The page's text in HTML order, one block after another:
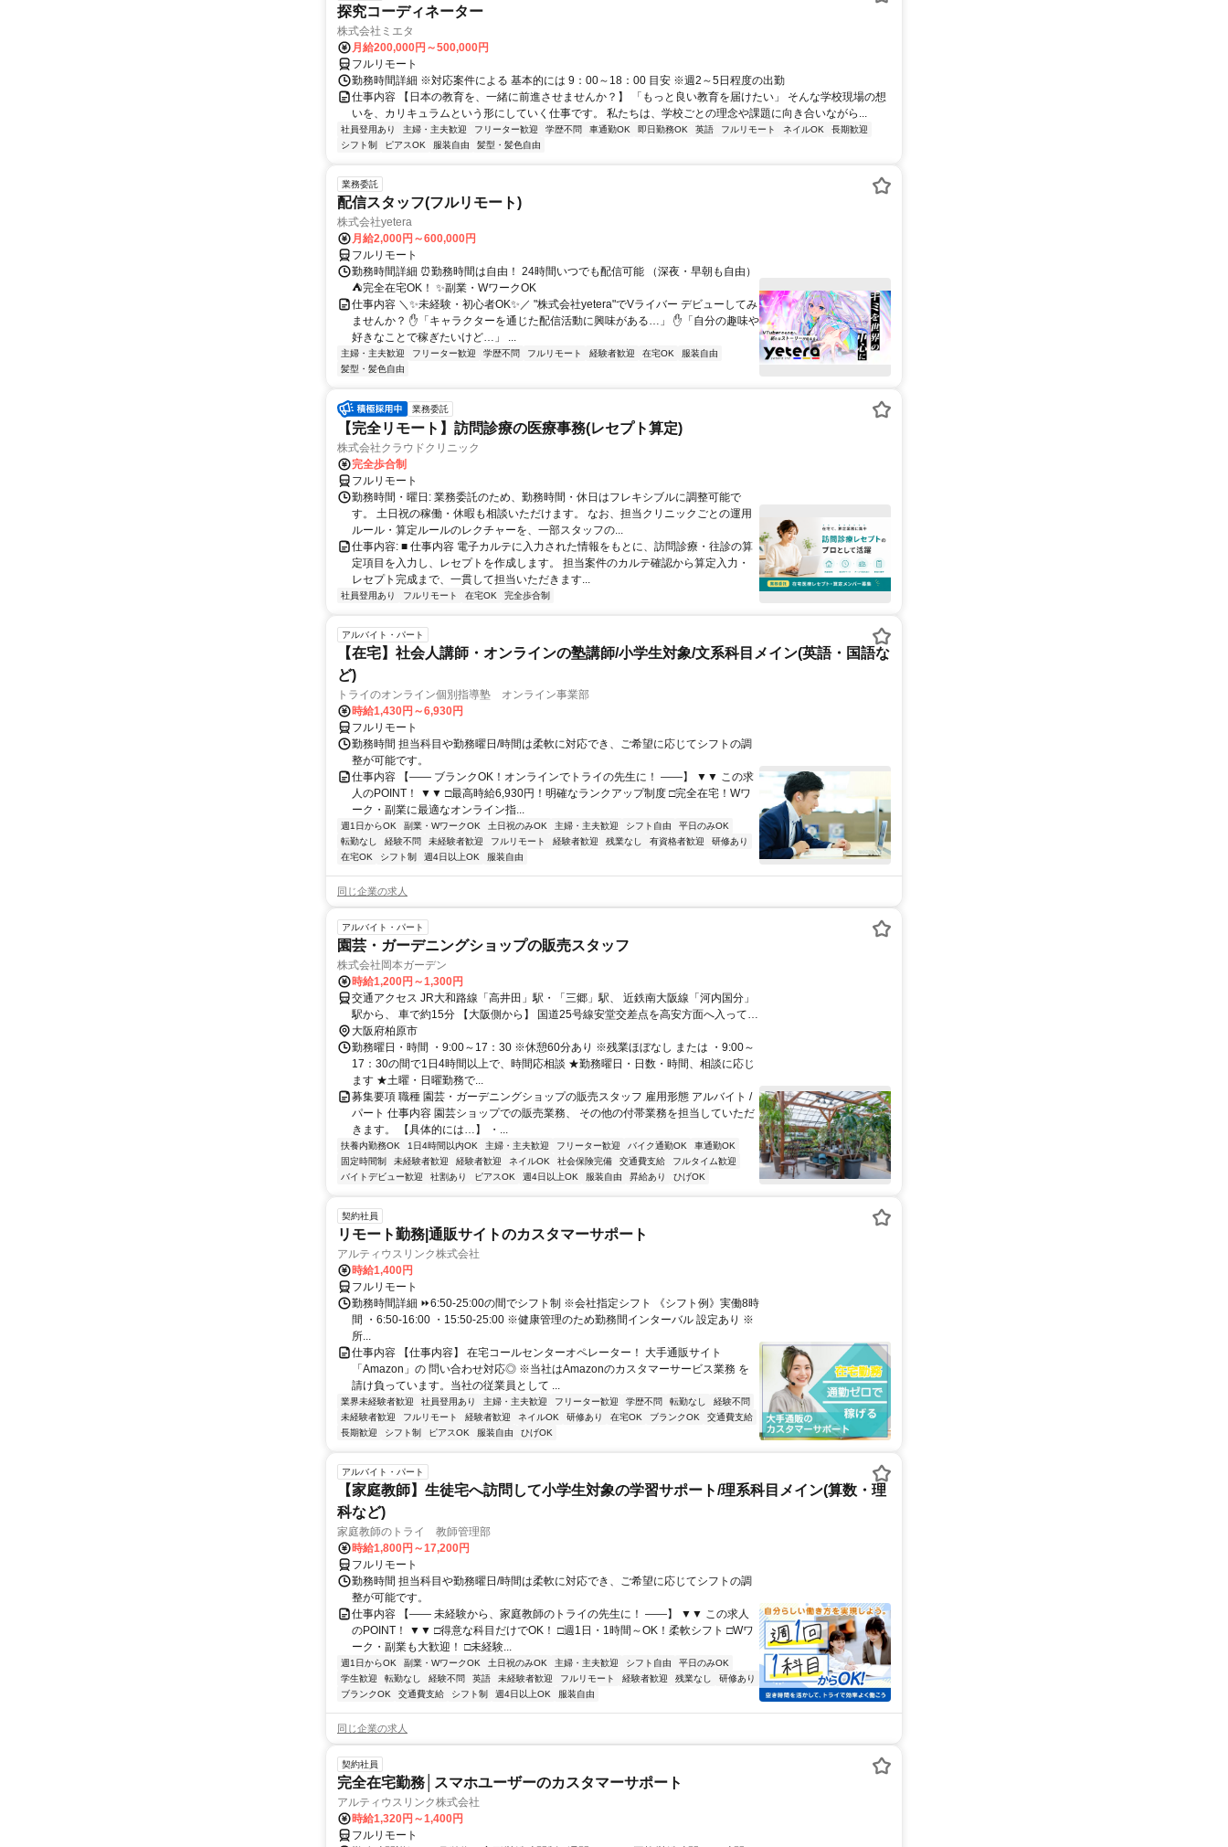
探究コーディネーター
株式会社ミエタ
月給200,000円～500,000円
フルリモート
勤務時間詳細 ※対応案件による 基本的には 9：00～18：00 目安 ※週2～5日程度の出勤
仕事内容 【日本の教育を、一緒に前進させませんか？】 「もっと良い教育を届けたい」 そんな学校現場の想
いを、カリキュラムという形にしていく仕事です。 私たちは、学校ごとの理念や課題に向き合いながら...
社員登用あり 主婦・主夫歓迎 フリーター歓迎 学歴不問 車通勤OK 即日勤務OK 英語 フルリモート ネイルOK
長期歓迎
シフト制
ピアスOK 服装自由 髪型・髪色自由
業務委託
配信スタッフ(フルリモート)
株式会社yetera
月給2,000円～600,000円
フルリモート
勤務時間詳細 ⏰勤務時間は自由！ 24時間いつでも配信可能 （深夜・早朝も自由）
⛺完全在宅OK！ ✨副業・WワークOK
仕事内容 ＼✨未経験・初心者OK✨／ "株式会社yetera"でVライバー デビューしてみ
ませんか？ ✋「キャラクターを通じた配信活動に興味がある…」 ✋「自分の趣味や
好きなことで稼ぎたいけど…」 ...
主婦・主夫歓迎 フリーター歓迎 学歴不問 フルリモート 経験者歓迎 在宅OK
服装自由
髪型・髪色自由
業務委託
【完全リモート】訪問診療の医療事務(レセプト算定)
株式会社クラウドクリニック
完全歩合制
フルリモート
勤務時間・曜日: 業務委託のため、勤務時間・休日はフレキシブルに調整可能で
す。 土日祝の稼働・休暇も相談いただけます。 なお、担当クリニックごとの運用
ルール・算定ルールのレクチャーを、一部スタッフの...
仕事内容: ■ 仕事内容 電子カルテに入力された情報をもとに、訪問診療・往診の算
定項目を入力し、レセプトを作成します。 担当案件のカルテ確認から算定入力・
レセプト完成まで、一貫して担当いただきます...
社員登用あり フルリモート 在宅OK 完全歩合制
アルバイト・パート
【在宅】社会人講師・オンラインの塾講師/小学生対象/文系科目メイン(英語・国語な
ど)
トライのオンライン個別指導塾 オンライン事業部
時給1,430円～6,930円
フルリモート
勤務時間 担当科目や勤務曜日/時間は柔軟に対応でき、ご希望に応じてシフトの調
整が可能です。
仕事内容 【―― ブランクOK！オンラインでトライの先生に！ ――】 ▼▼ この求
人のPOINT！ ▼▼ □最高時給6,930円！明確なランクアップ制度 □完全在宅！Wワ
ーク・副業に最適なオンライン指...
週1日からOK 副業・WワークOK 土日祝のみOK 主婦・主夫歓迎 シフト自由
平日のみOK
転勤なし
経験不問 未経験者歓迎 フルリモート 経験者歓迎 残業なし 有資格者歓迎
研修あり
在宅OK
シフト制 週4日以上OK 服装自由
同じ企業の求人
アルバイト・パート
園芸・ガーデニングショップの販売スタッフ
株式会社岡本ガーデン
時給1,200円～1,300円
交通アクセス JR大和路線「高井田」駅・「三郷」駅、 近鉄南大阪線「河内国分」
駅から、 車で約15分 【大阪側から】 国道25号線安堂交差点を高安方面へ入って、
5つ目の信号（セブンイレブン）を山の方へ。 「アコーディアガーデン」「関電変
電所」を通り過ぎると、 「岡本ガーデン」の看板が見えてきます。 【奈良の三
郷、平群、王寺方面から】 「農業公園信貴山のどか村」からは車で約3分。
大阪府柏原市
勤務曜日・時間 ・9:00～17：30 ※休憩60分あり ※残業ほぼなし または ・9:00～
17：30の間で1日4時間以上で、時間応相談 ★勤務曜日・日数・時間、相談に応じ
ます ★土曜・日曜勤務で...
募集要項 職種 園芸・ガーデニングショップの販売スタッフ 雇用形態 アルバイト /
パート 仕事内容 園芸ショップでの販売業務、 その他の付帯業務を担当していただ
きます。 【具体的には…】 ・...
扶養内勤務OK 1日4時間以内OK 主婦・主夫歓迎 フリーター歓迎 バイク通勤OK
車通勤OK
固定時間制
未経験者歓迎 経験者歓迎 ネイルOK 社会保険完備 交通費支給
フルタイム歓迎
バイトデビュー歓迎
社割あり ピアスOK 週4日以上OK 服装自由 昇給あり ひげOK
契約社員
リモート勤務|通販サイトのカスタマーサポート
アルティウスリンク株式会社
時給1,400円
フルリモート
勤務時間詳細 ⏩6:50-25:00の間でシフト制 ※会社指定シフト 《シフト例》実働8時
間 ・6:50-16:00 ・15:50-25:00 ※健康管理のため勤務間インターバル 設定あり ※
所...
仕事内容 【仕事内容】 在宅コールセンターオペレーター！ 大手通販サイト
「Amazon」の 問い合わせ対応◎ ※当社はAmazonのカスタマーサービス業務 を
請け負っています。当社の従業員として ...
業界未経験者歓迎 社員登用あり 主婦・主夫歓迎 フリーター歓迎 学歴不問 転勤なし
経験不問
未経験者歓迎
フルリモート 経験者歓迎 ネイルOK 研修あり 在宅OK ブランクOK
交通費支給
長期歓迎
シフト制 ピアスOK 服装自由 ひげOK
アルバイト・パート
【家庭教師】生徒宅へ訪問して小学生対象の学習サポート/理系科目メイン(算数・理
科など)
家庭教師のトライ 教師管理部
時給1,800円～17,200円
フルリモート
勤務時間 担当科目や勤務曜日/時間は柔軟に対応でき、ご希望に応じてシフトの調
整が可能です。
仕事内容 【―― 未経験から、家庭教師のトライの先生に！ ――】 ▼▼ この求人
のPOINT！ ▼▼ □得意な科目だけでOK！ □週1日・1時間～OK！柔軟シフト □Wワ
ーク・副業も大歓迎！ □未経験...
週1日からOK 副業・WワークOK 土日祝のみOK 主婦・主夫歓迎 シフト自由
平日のみOK
学生歓迎
転勤なし 経験不問 英語 未経験者歓迎 フルリモート 経験者歓迎 残業なし
研修あり
ブランクOK
交通費支給 シフト制 週4日以上OK 服装自由
同じ企業の求人
契約社員
完全在宅勤務│スマホユーザーのカスタマーサポート
アルティウスリンク株式会社
時給1,320円～1,400円
フルリモート